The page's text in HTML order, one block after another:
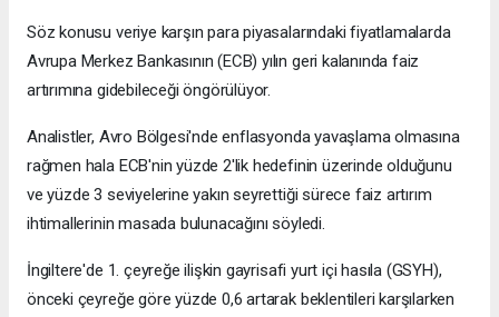
Söz konusu veriye karşın para piyasalarındaki fiyatlamalarda
Avrupa Merkez Bankasının (ECB) yılın geri kalanında faiz
artırımına gidebileceği öngörülüyor.
Analistler, Avro Bölgesi'nde enflasyonda yavaşlama olmasına
rağmen hala ECB'nin yüzde 2'lik hedefinin üzerinde olduğunu
ve yüzde 3 seviyelerine yakın seyrettiği sürece faiz artırım
ihtimallerinin masada bulunacağını söyledi.
İngiltere'de 1. çeyreğe ilişkin gayrisafi yurt içi hasıla (GSYH),
önceki çeyreğe göre yüzde 0,6 artarak beklentileri karşılarken